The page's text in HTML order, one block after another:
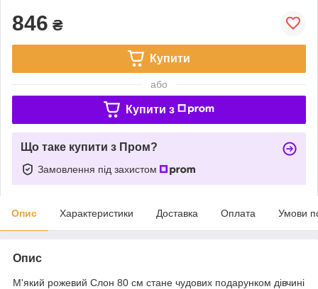
846 ₴
Купити
або
Купити з
Що таке купити з Пром?
Замовлення під захистом
Опис Характеристики Доставка Оплата Умови
Опис
М'який рожевий Слон 80 см стане чудових подарунком дівчині